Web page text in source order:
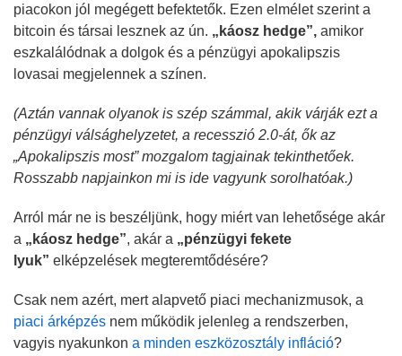
piacokon jól megégett befektetők. Ezen elmélet szerint a
bitcoin és társai lesznek az ún. „káosz hedge”, amikor
eszkalálódnak a dolgok és a pénzügyi apokalipszis
lovasai megjelennek a színen.
(Aztán vannak olyanok is szép számmal, akik várják ezt a
pénzügyi válsághelyzetet, a recesszió 2.0-át, ők az
„Apokalipszis most” mozgalom tagjainak tekinthetőek.
Rosszabb napjainkon mi is ide vagyunk sorolhatóak.)
Arról már ne is beszéljünk, hogy miért van lehetősége akár
a „káosz hedge”, akár a „pénzügyi fekete
lyuk” elképzelések megteremtődésére?
Csak nem azért, mert alapvető piaci mechanizmusok, a
piaci árképzés nem működik jelenleg a rendszerben,
vagyis nyakunkon a minden eszközosztály infláció?